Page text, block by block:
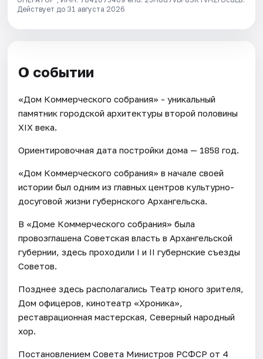
Действует до 31 августа 2026
О событии
«Дом Коммерческого собрания» - уникальный
памятник городской архитектуры второй половины
XIX века.
Ориентировочная дата постройки дома — 1858 год.
«Дом Коммерческого собрания» в начале своей
истории был одним из главных центров культурно-
досуговой жизни губернского Архангельска.
В «Доме Коммерческого собрания» была
провозглашена Советская власть в Архангельской
губернии, здесь проходили I и II губернские съезды
Советов.
Позднее здесь располагались Театр юного зрителя,
Дом офицеров, кинотеатр «Хроника»,
реставрационная мастерская, Северный народный
хор.
Постановлением Совета Министров РСФСР от 4